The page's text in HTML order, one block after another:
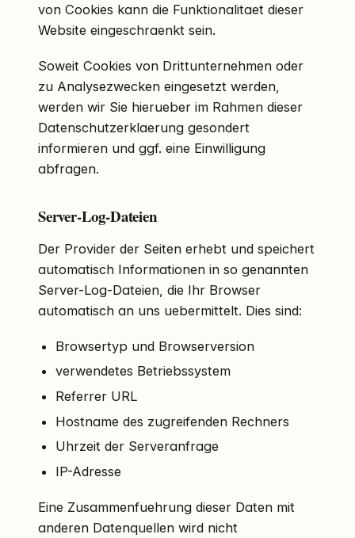
von Cookies kann die Funktionalitaet dieser
Website eingeschraenkt sein.
Soweit Cookies von Drittunternehmen oder
zu Analysezwecken eingesetzt werden,
werden wir Sie hierueber im Rahmen dieser
Datenschutzerklaerung gesondert
informieren und ggf. eine Einwilligung
abfragen.
Server-Log-Dateien
Der Provider der Seiten erhebt und speichert
automatisch Informationen in so genannten
Server-Log-Dateien, die Ihr Browser
automatisch an uns uebermittelt. Dies sind:
Browsertyp und Browserversion
verwendetes Betriebssystem
Referrer URL
Hostname des zugreifenden Rechners
Uhrzeit der Serveranfrage
IP-Adresse
Eine Zusammenfuehrung dieser Daten mit
anderen Datenquellen wird nicht